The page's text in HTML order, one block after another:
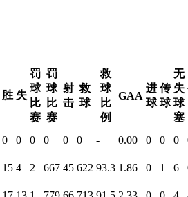
胜 失
罚
球
比
赛
罚
球
比
赛
射
击
救
球
救
球
比
例
GAA
进
球
传
球
无
失
球
塞
0 0 0 0 0 0 - 0.00 0 0 0
15 4 2 667 45 622 93.3 1.86 0 1 6